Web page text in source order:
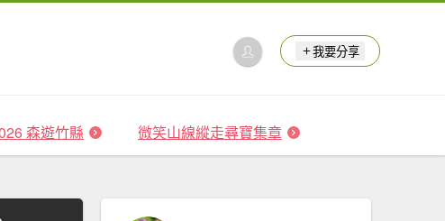
我要分享
森遊竹縣 微笑山線縱走尋寶集章